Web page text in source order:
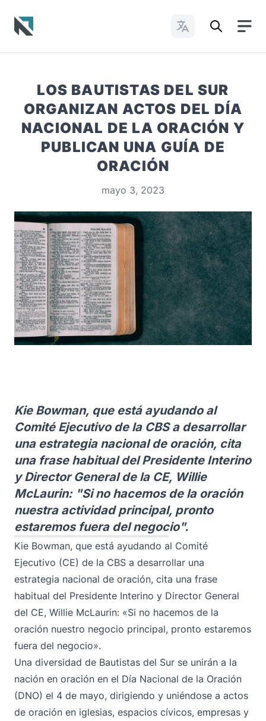
Cambiar idioma
LOS BAUTISTAS DEL SUR
ORGANIZAN ACTOS DEL DÍA
NACIONAL DE LA ORACIÓN Y
PUBLICAN UNA GUÍA DE
ORACIÓN
mayo 3, 2023
Kie Bowman, que está ayudando al
Comité Ejecutivo de la CBS a desarrollar
una estrategia nacional de oración, cita
una frase habitual del Presidente Interino
y Director General de la CE, Willie
McLaurin: "Si no hacemos de la oración
nuestra actividad principal, pronto
estaremos fuera del negocio".
Kie Bowman, que está ayudando al Comité
Ejecutivo (CE) de la CBS a desarrollar una
estrategia nacional de oración, cita una frase
habitual del Presidente Interino y Director General
del CE, Willie McLaurin: «Si no hacemos de la
oración nuestro negocio principal, pronto estaremos
fuera del negocio».
Una diversidad de Bautistas del Sur se unirán a la
nación en oración en el Día Nacional de la Oración
(DNO) el 4 de mayo, dirigiendo y uniéndose a actos
de oración en iglesias, espacios cívicos, empresas y